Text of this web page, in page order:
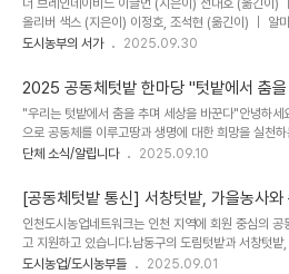
밭"으로 삼았다. 공동체텃밭을 주제로 인천에서 고민
실천들을 공유하면서 공동체텃밭에 대한 이야기를 함
는 취지였다. 공동체텃밭 활동가대회라는 거창한 이름
졌다. 여유가 있으려면 하룻밤을 자면서 하면 될 것..
더 브레인데이비드 이글먼 (지은이) 전대호 (옮긴이)
올리버 색스 (지은이) 이정호, 조석현 (옮긴이) ｜ 알
크 이사, 도림공동체텃밭 회원 생물학적 인간에 대한
사하게 장난질을 하는 감정이 기분을 만드는 탓이라
온통 적어보아도 눈물의 실체를 알 수 없을 것이니 모
겠지만, 이 책 두 권을 어떻게 소개할지는 눈물로부터
착각한 남자｣와 ｢더 브레인｣은 우리의 생물학적 신체
도시농부의 서가 2025.09.30
2025 공동체텃밭 한마당 "텃밭에서 춤
을 바꾼다" (9.20)
"우리는 텃밭에서 춤을 추며 세상을 바꾼다"안녕하세
으로 공동체를 이루고땅과 생명에 대한 희망을 실천하
여러분을 초대합니다.즐거움과 연결의 힘으로 꽉찬 시
https://sites.google.com/dosinong.net/
garden/festa 2025 공동체텃밭 한마당 안내일시
20(토) 16:30장소 : 인천 송도이음텃밭 (연수구 송
공동체텃밭의 도시농부들과 관심있는 인천시민개인
그릇, 수저, 돗자리나 캠핑의자 (일회용품을 제공하지
단체 소식/알립니다 2025.09.10
[공동체텃밭 통신] 서창텃밭, 가을농사와
공동체의 시간으로 초대합니다!
인천도시농업네트워크는 인천 지역에 회원 중심의 공
고 지원하고 있습니다.남동구의 도림텃밭과 서창텃밭
텃밭, 부평구의 여우재텃밭에서는 텃밭을 중심으로 각
도시농업/도시농부들 2025.09.01